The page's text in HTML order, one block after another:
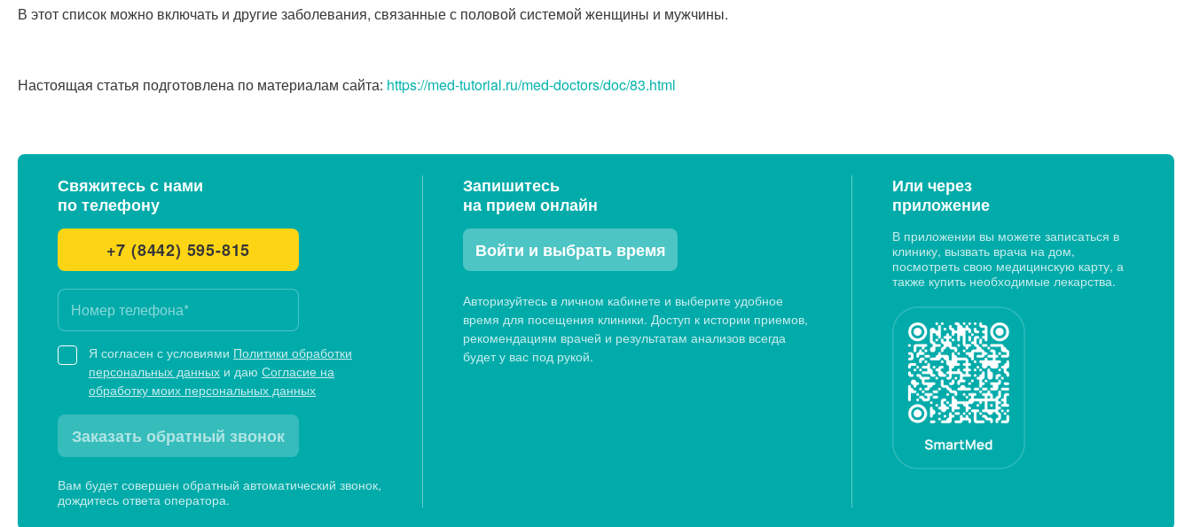
В этот список можно включать и другие заболевания, связанные с половой системой женщины и мужчины.
Настоящая статья подготовлена по материалам сайта: https://med-tutorial.ru/med-doctors/doc/83.html
Свяжитесь с нами
по телефону
+7 (8442) 595-815
Я согласен с условиями Политики обработки
персональных данных и даю Согласие на
обработку моих персональных данных
Заказать обратный звонок
Вам будет совершен обратный автоматический звонок,
дождитесь ответа оператора.
Запишитесь
на прием онлайн
Войти и выбрать время
Авторизуйтесь в личном кабинете и выберите удобное
время для посещения клиники. Доступ к истории приемов,
рекомендациям врачей и результатам анализов всегда
будет у вас под рукой.
Или через
приложение
В приложении вы можете записаться в
клинику, вызвать врача на дом,
посмотреть свою медицинскую карту, а
также купить необходимые лекарства.